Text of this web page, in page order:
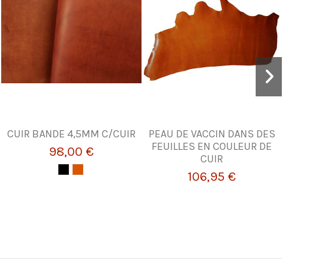
CUIR BANDE 4,5MM C/CUIR
98,00 €
PEAU DE VACCIN DANS DES
FEUILLES EN COULEUR DE
CUIR
106,95 €